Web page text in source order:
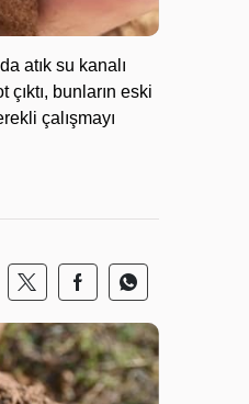
atık su kanalı
bunların eski
çalışmayı